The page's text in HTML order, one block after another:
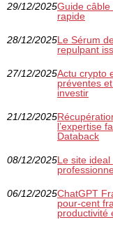
29/12/2025Guide
rapide
28/12/2025Le Sérum
repulpant
27/12/2025Actu crypto
préventes
investir
21/12/2025
l’expertise
Databack
08/12/2025Le site
06/12/2025ChatGPT
pour-cent
productivité